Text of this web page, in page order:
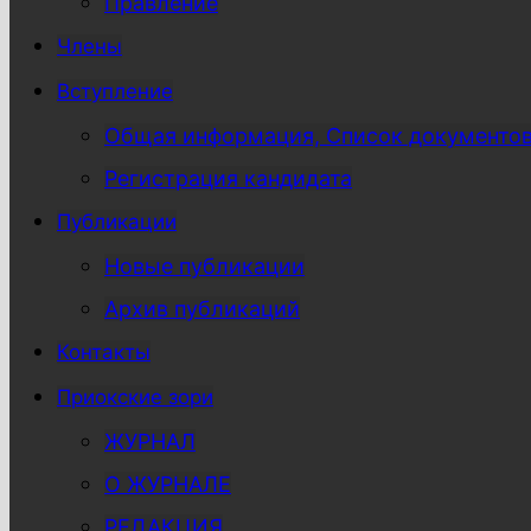
Члены
Вступление
Общая информация, Список
Регистрация кандидата
Публикации
Новые публикации
Архив публикаций
Контакты
Приокские зори
ЖУРНАЛ
О ЖУРНАЛЕ